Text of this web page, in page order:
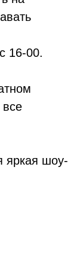
16-00.
яркая шоу-